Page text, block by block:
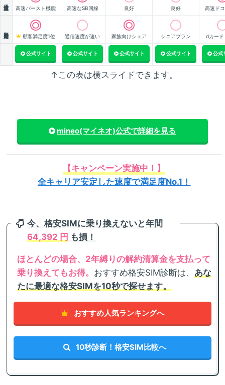
高速バースト機能 高速なSB回線 良好 良好 高速ド
顧客満足度1位 通信速度が速い 家族向けシェア シニアプラン dカード
公式サイト 公式サイト 公式サイト 公式サイト 公式
↑この表は横スライドできます。
mineo(マイネオ)公式で詳細を見る
【キャンペーン実施中！】
全キャリア安定した速度で満足度No.1！
今、格安SIMに乗り換えないと年間
64,392 円 も損！
ほとんどの場合、2年縛りの解約清算金を支払って
乗り換えてもお得。 おすすめ格安SIM診断は、 あな
たに最適な格安SIMを10秒で探せます。
おすすめ人気ランキングへ
10秒診断！格安SIM比較へ